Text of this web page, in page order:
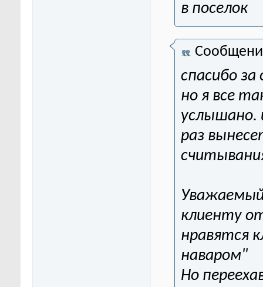
в поселок
спасибо
но я все
услышано.
раз
клиенту
нравятся
наваром"
Но